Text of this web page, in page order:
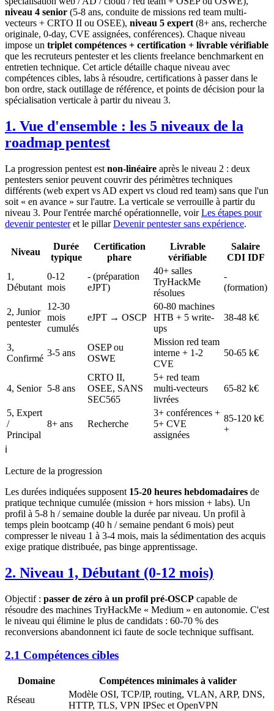
niveau 4 senior (5-8 ans, conduite de missions red team multi-
vecteurs + CRTO II ou OSEE), niveau 5 expert (8+ ans, recherche
originale, 0-day, CVE assignées, conférences). Chaque niveau
impose un triplet compétences + certification + livrable vérifiable
que les recruteurs pentester et les clients freelance benchmarkent en
entretien technique. Cet article détaille chaque niveau avec
compétences cibles, labs à résoudre, certifications à passer dans le
bon ordre, stack outillage de référence, et points de décision pour la
spécialisation verticale à partir du niveau 3.
1. Vue d'ensemble : les 5 niveaux de la
roadmap pentest
La progression pentest est non-linéaire après le niveau 2 : deux
pentesters senior peuvent couvrir des périmètres techniques
différents (web expert vs AD expert vs cloud red team) sans que l'un
soit « en avance » sur l'autre. La verticale se verrouille à partir du
niveau 3. Pour l'entrée marché opérationnelle, voirLes étapes pour
devenir pentesteret le pillarDevenir pentester sans expérience.
Niveau
Durée
typique
Certification
phare
Livrable
vérifiable
Salaire
CDI IDF
1,
Débutant
0-12
mois
- (préparation
eJPT)
40+ salles
TryHackMe
résolues
-
(formation)
2, Junior
pentester
12-30
mois
cumulés
eJPT → OSCP
60-80 machines
HTB + 5 write-
ups
38-48 k€
3,
Confirmé
3-5 ans
OSEP ou
OSWE
Mission red team
interne + 1-2
CVE
50-65 k€
4, Senior 5-8 ans
CRTO II,
OSEE, SANS
SEC565
5+ red team
multi-vecteurs
livrées
65-82 k€
5, Expert
/
Principal
8+ ans Recherche
3+ conférences +
5+ CVE
assignées
85-120 k€
+
ℹ️
Lecture de la progression
Les durées indiquées supposent 15-20 heures hebdomadaires de
pratique technique cumulée (mission + hors mission + labs). Un
profil à 5-8 h / semaine double la durée par niveau. Un profil à
temps plein bootcamp (40 h / semaine pendant 6 mois) peut
compresser le niveau 1 à 3-4 mois, mais la sédimentation des acquis
exige pratique distribuée, pas binge apprentissage.
2. Niveau 1, Débutant (0-12 mois)
Objectif : passer de zéro à un profil pré-OSCP capable de
résoudre des machines TryHackMe « Medium » en autonomie. C'est
le niveau qui élimine le plus de candidats : 60-70 % des
reconversions abandonnent ici faute de socle technique suffisant.
2.1 Compétences cibles
Domaine
Compétences minimales à valider
Réseau
Modèle OSI, TCP/IP, routing, VLAN, ARP, DNS,
HTTP, TLS, VPN IPSec et OpenVPN